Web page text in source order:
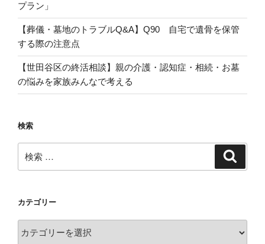
プラン」
【葬儀・墓地のトラブルQ&A】Q90 自宅で遺骨を保管
する際の注意点
【世田谷区の終活相談】親の介護・認知症・相続・お墓
の悩みを家族みんなで考える
検索
索:
カテゴリー